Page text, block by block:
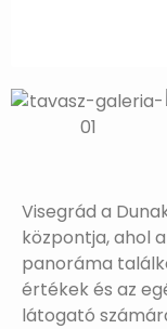
Visegrád a
központja, ahol
panoráma
értékek és az
látogató